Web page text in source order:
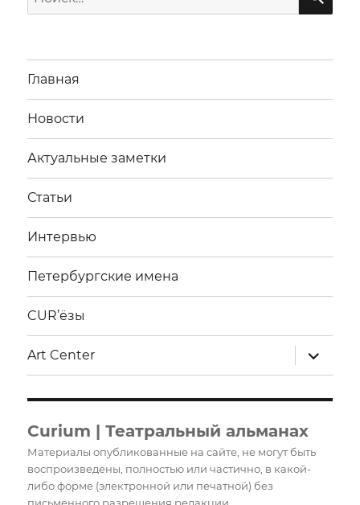
Главная
Новости
Актуальные заметки
Статьи
Интервью
Петербургские имена
CUR’ёзы
Art Center
меню
Curium | Театральный альманах
Материалы опубликованные на сайте, не могут быть
воспроизведены, полностью или частично, в какой-
либо форме (электронной или печатной) без